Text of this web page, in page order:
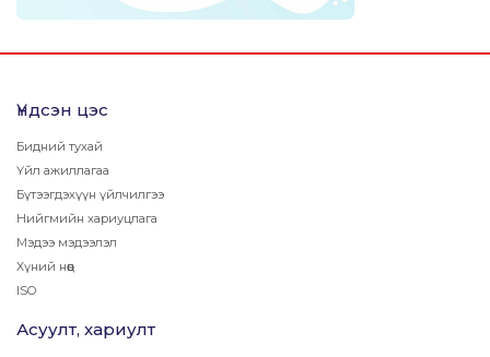
Үндсэн цэс
Бидний тухай
Үйл ажиллагаа
Бүтээгдэхүүн үйлчилгээ
Нийгмийн хариуцлага
Мэдээ мэдээлэл
Хүний нөөц
ISO
Асуулт, хариулт